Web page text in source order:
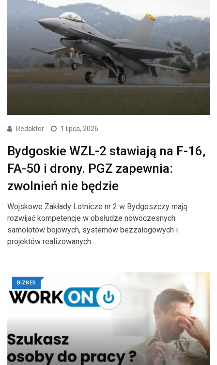
Redaktor 1 lipca, 2026
Bydgoskie WZL-2 stawiają na F-16,
FA-50 i drony. PGZ zapewnia:
zwolnień nie będzie
Wojskowe Zakłady Lotnicze nr 2 w Bydgoszczy mają
rozwijać kompetencje w obsłudze nowoczesnych
samolotów bojowych, systemów bezzałogowych i
projektów realizowanych…
BIZNES